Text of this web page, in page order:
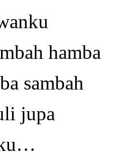
hamba
sambah
jupa